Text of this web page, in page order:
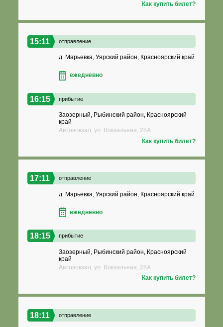
Как купить билет?
15:11 отправление
д. Марьевка, Уярский район, Красноярский край
ежедневно
16:15 прибытие
Заозерный, Рыбинский район, Красноярский
край
Автовокзал, ул. Вокзальная, 28А
Как купить билет?
17:11 отправление
д. Марьевка, Уярский район, Красноярский край
ежедневно
18:15 прибытие
Заозерный, Рыбинский район, Красноярский
край
Автовокзал, ул. Вокзальная, 28А
Как купить билет?
18:11 отправление